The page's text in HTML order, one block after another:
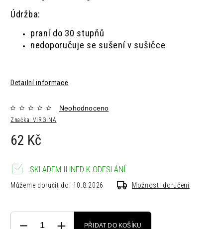
Údržba:
praní do 30 stupňů
nedoporučuje se sušení v sušičce
Detailní informace
Značka: VIRGINA
Neohodnoceno
62 Kč
SKLADEM IHNED K ODESLÁNÍ
Můžeme doručit do: 10.8.2026 Možnosti doručení
PŘIDAT DO KOŠÍKU